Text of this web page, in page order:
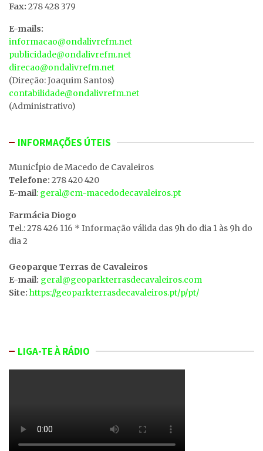
Fax: 278 428 379
E-mails:
informacao@ondalivrefm.net
publicidade@ondalivrefm.net
direcao@ondalivrefm.net
(Direção: Joaquim Santos)
contabilidade@ondalivrefm.net
(Administrativo)
INFORMAÇÕES ÚTEIS
MunicÍpio de Macedo de Cavaleiros
Telefone: 278 420 420
E-mail: geral@cm-macedodecavaleiros.pt
Farmácia Diogo
Tel.: 278 426 116 * Informação válida das 9h do dia 1 às 9h do
dia 2
Geoparque Terras de Cavaleiros
E-mail: geral@geoparkterrasdecavaleiros.com
Site: https://geoparkterrasdecavaleiros.pt/p/pt/
LIGA-TE À RÁDIO